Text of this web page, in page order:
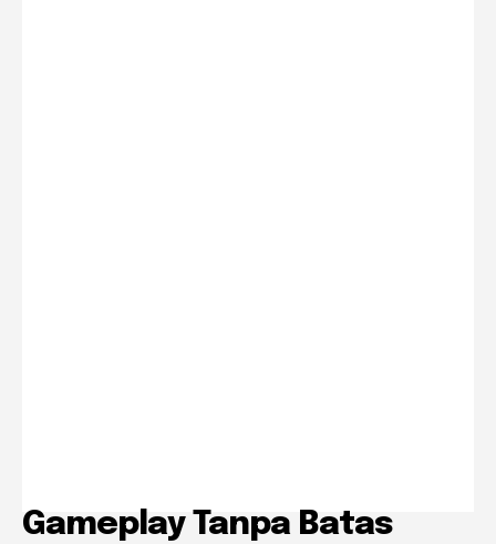
Gameplay Tanpa Batas